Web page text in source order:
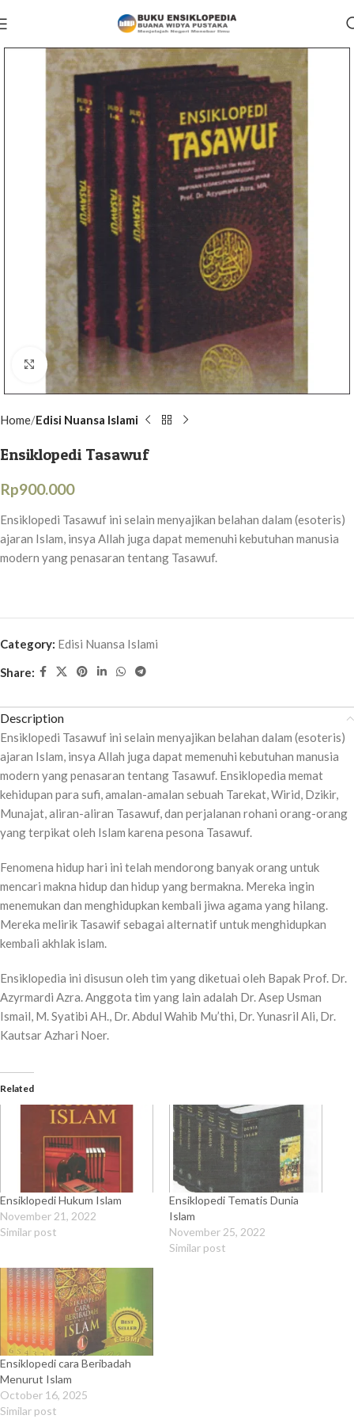
Click to enlarge
Home Edisi Nuansa Islami
Ensiklopedi Tasawuf
Rp900.000
Ensiklopedi Tasawuf ini selain menyajikan belahan dalam (esoteris)
ajaran Islam, insya Allah juga dapat memenuhi kebutuhan manusia
modern yang penasaran tentang Tasawuf.
Category: Edisi Nuansa Islami
Share:
Description
Ensiklopedi Tasawuf ini selain menyajikan belahan dalam (esoteris)
ajaran Islam, insya Allah juga dapat memenuhi kebutuhan manusia
modern yang penasaran tentang Tasawuf. Ensiklopedia memat
kehidupan para sufi, amalan-amalan sebuah Tarekat, Wirid, Dzikir,
Munajat, aliran-aliran Tasawuf, dan perjalanan rohani orang-orang
yang terpikat oleh Islam karena pesona Tasawuf.
Fenomena hidup hari ini telah mendorong banyak orang untuk
mencari makna hidup dan hidup yang bermakna. Mereka ingin
menemukan dan menghidupkan kembali jiwa agama yang hilang.
Mereka melirik Tasawif sebagai alternatif untuk menghidupkan
kembali akhlak islam.
Ensiklopedia ini disusun oleh tim yang diketuai oleh Bapak Prof. Dr.
Azyrmardi Azra. Anggota tim yang lain adalah Dr. Asep Usman
Ismail, M. Syatibi AH., Dr. Abdul Wahib Mu’thi, Dr. Yunasril Ali, Dr.
Kautsar Azhari Noer.
Related
Ensiklopedi Hukum Islam
November 21, 2022
Similar post
Ensiklopedi Tematis Dunia
Islam
November 25, 2022
Similar post
Ensiklopedi cara Beribadah
Menurut Islam
October 16, 2025
Similar post